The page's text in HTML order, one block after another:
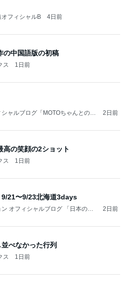
フィシャルB 4日前
の中国語版の初稿
ス 1日前
ャルブログ「MOTOちゃんとのは
2日前
高の笑顔の2ショット
ス 1日前
9/21〜9/23北海道3days
オフィシャルブログ 「日本の
2日前
べなかった行列
ス 1日前